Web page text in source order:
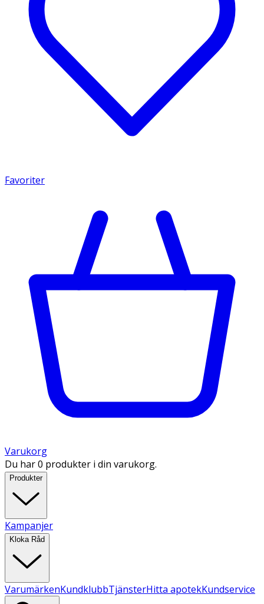
Favoriter
Varukorg
Du har 0 produkter i din varukorg.
Produkter
Kampanjer
Kloka Råd
VarumärkenKundklubbTjänsterHitta apotekKundservice